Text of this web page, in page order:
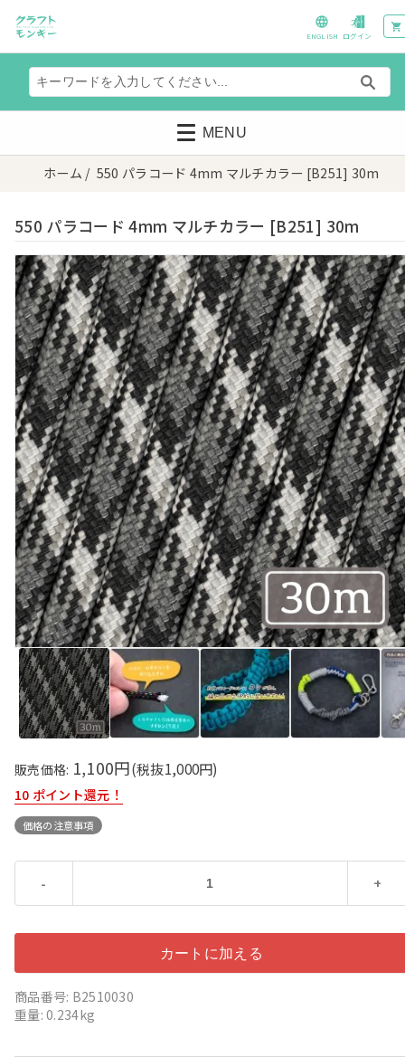
ログイン
ENGLISH
MENU
ホーム / 550 パラコード 4mm マルチカラー [B251] 30m
550 パラコード 4mm マルチカラー [B251] 30m
販売価格: 1,100円(税抜1,000円)
10 ポイント還元！
価格の注意事項
- +
商品番号: B2510030
重量: 0.234kg